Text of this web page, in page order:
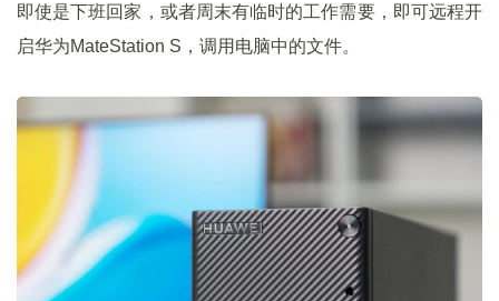
即使是下班回家，或者周末有临时的工作需要，即可远程开
启华为MateStation S，调用电脑中的文件。